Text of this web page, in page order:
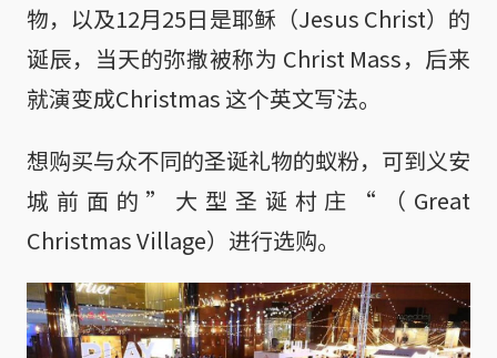
物，以及12月25日是耶稣（Jesus Christ）的
诞辰，当天的弥撒被称为 Christ Mass，后来
就演变成Christmas 这个英文写法。
想购买与众不同的圣诞礼物的蚁粉，可到义安
城前面的”大型圣诞村庄“（Great
Christmas Village）进行选购。